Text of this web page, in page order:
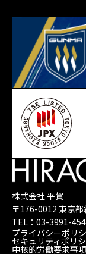
株式会社 平賀
〒176-0012 東京
TEL： 03-3991-
プライバシーポリ
セキュリティポリ
中核的労働要求事